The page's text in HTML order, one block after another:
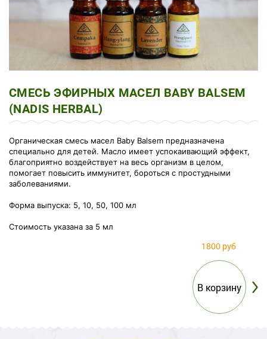
СМЕСЬ ЭФИРНЫХ МАСЕЛ BABY BALSEM
(NADIS HERBAL)
Органическая смесь масел Baby Balsem предназначена
специально для детей. Масло имеет успокаивающий эффект,
благоприятно воздействует на весь организм в целом,
помогает повысить иммунитет, бороться с простудными
заболеваниями.
Форма выпуска: 5, 10, 50, 100 мл
Стоимость указана за 5 мл
1800 руб